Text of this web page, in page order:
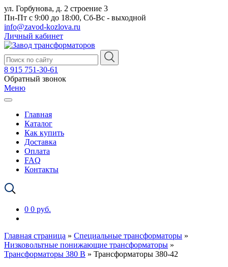
ул. Горбунова, д. 2 строение 3
Пн-Пт с 9:00 до 18:00, Сб-Вс - выходной
info@zavod-kozlova.ru
Личный кабинет
8 915 751-30-61
Обратный звонок
Меню
Главная
Каталог
Как купить
Доставка
Оплата
FAQ
Контакты
0 0 руб.
Главная страница » Специальные трансформаторы »
Низковольтные понижающие трансформаторы »
Трансформаторы 380 В » Трансформаторы 380-42